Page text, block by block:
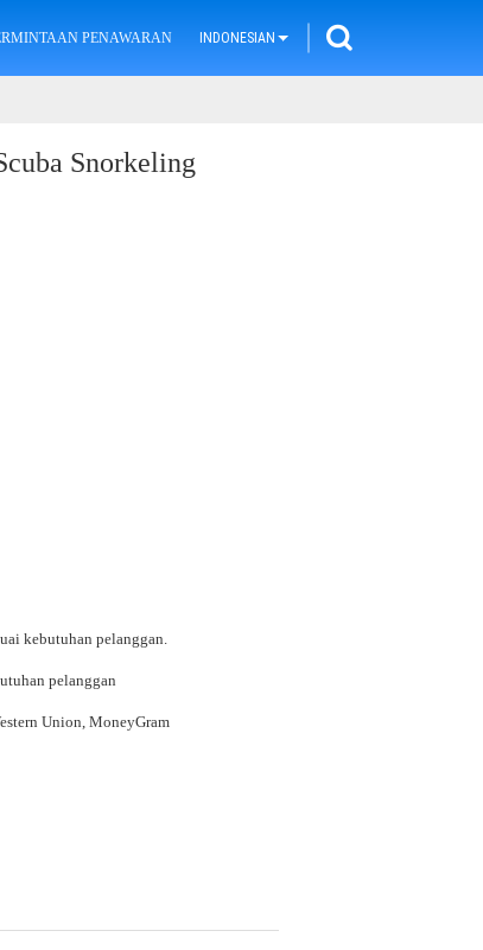
PENAWARAN INDONESIAN
Snorkeling
kebutuhan pelanggan.
pelanggan
Union, MoneyGram